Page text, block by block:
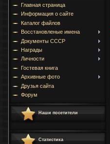
Главная страница
Информация о сайте
Каталог файлов
Восстановленые имена
Документы СССР
Награды
Личности
Гостевая книга
Архивные фото
Друзья сайта
Форум
Наши посетители
Статистика